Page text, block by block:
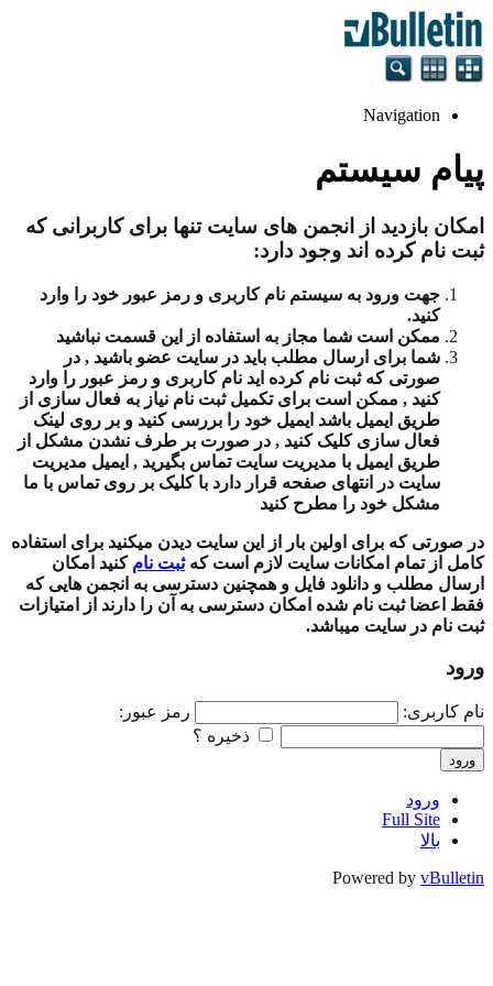
Navigation
پیام سیستم
امکان بازدید از انجمن های سایت تنها برای کاربرانی که
ثبت نام کرده اند وجود دارد:
جهت ورود به سیستم نام کاربری و رمز عبور خود را وارد
کنید.
ممکن است شما مجاز به استفاده از این قسمت نباشید
شما برای ارسال مطلب باید در سایت عضو باشید , در
صورتی که ثبت نام کرده اید نام کاربری و رمز عبور را وارد
کنید , ممکن است برای تکمیل ثبت نام نیاز به فعال سازی از
طریق ایمیل باشد ایمیل خود را بررسی کنید و بر روی لینک
فعال سازی کلیک کنید , در صورت بر طرف نشدن مشکل از
طریق ایمیل با مدیریت سایت تماس بگیرید , ایمیل مدیریت
سایت در انتهای صفحه قرار دارد با کلیک بر روی تماس با ما
مشکل خود را مطرح کنید
در صورتی که برای اولین بار از این سایت دیدن میکنید برای استفاده
کامل از تمام امکانات سایت لازم است کهثبت نام کنید امکان
ارسال مطلب و دانلود فایل و همچنین دسترسی به انجمن هایی که
فقط اعضا ثبت نام شده امکان دسترسی به آن را دارند از امتیازات
ثبت نام در سایت میباشد.
ورود
نام کاربری:
رمز عبور:
ذخیره ؟
ورود
ورود
Full Site
بالا
Powered by vBulletin